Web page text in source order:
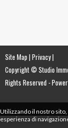
Site Map | Privacy|
Copyright © Studio
Rights Reserved -
Utilizzando il nostro
esperienza di